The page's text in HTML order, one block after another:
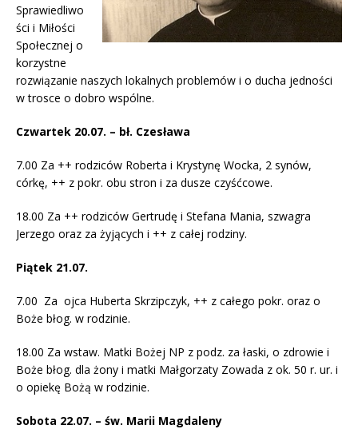
Sprawiedliwo
ści i Miłości
Społecznej o
korzystne
rozwiązanie naszych lokalnych problemów i o ducha jedności
w trosce o dobro wspólne.
Czwartek 20.07. – bł. Czesława
7.00 Za ++ rodziców Roberta i Krystynę Wocka, 2 synów,
córkę, ++ z pokr. obu stron i za dusze czyśćcowe.
18.00 Za ++ rodziców Gertrudę i Stefana Mania, szwagra
Jerzego oraz za żyjących i ++ z całej rodziny.
Piątek 21.07.
7.00 Za ojca Huberta Skrzipczyk, ++ z całego pokr. oraz o
Boże błog. w rodzinie.
18.00 Za wstaw. Matki Bożej NP z podz. za łaski, o zdrowie i
Boże błog. dla żony i matki Małgorzaty Zowada z ok. 50 r. ur. i
o opiekę Bożą w rodzinie.
Sobota 22.07. – św. Marii Magdaleny